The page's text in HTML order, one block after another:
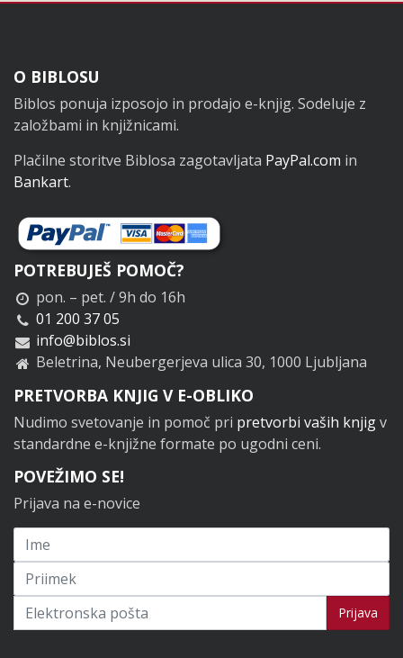
Noga
O BIBLOSU
Biblos ponuja izposojo in prodajo e-knjig. Sodeluje z
založbami in knjižnicami.
Plačilne storitve Biblosa zagotavljata PayPal.com in
Bankart.
POTREBUJEŠ POMOČ?
pon. – pet. / 9h do 16h
01 200 37 05
info@biblos.si
Beletrina, Neubergerjeva ulica 30, 1000 Ljubljana
PRETVORBA KNJIG V E-OBLIKO
Nudimo svetovanje in pomoč pri pretvorbi vaših knjigv
standardne e-knjižne formate po ugodni ceni.
POVEŽIMO SE!
Prijava na e-novice
Prijavi se na novice Prijava